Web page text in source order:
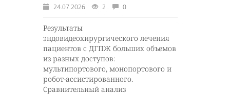
24.07.2026 2 0
Результаты
эндовидеохирургического лечения
пациентов с ДГПЖ больших объемов
из разных доступов:
мультипортового, монопортового и
робот-ассистированного.
Сравнительный анализ